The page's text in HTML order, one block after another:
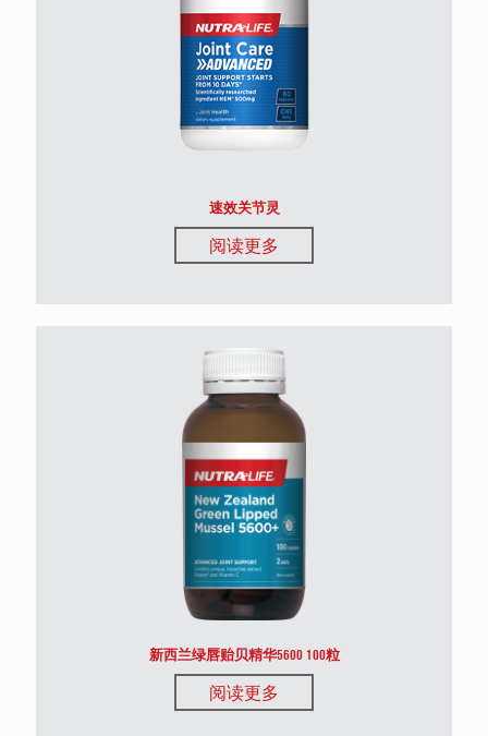
速效关节灵
阅读更多
新西兰绿唇贻贝精华5600 100粒
阅读更多